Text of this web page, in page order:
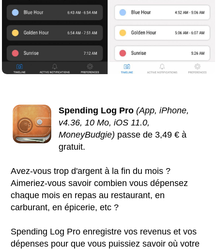
Spending Log Pro (App, iPhone,
v4.36, 10 Mo, iOS 11.0,
MoneyBudgie) passe de 3,49 € à
gratuit.
Avez-vous trop d'argent à la fin du mois ?
Aimeriez-vous savoir combien vous dépensez
chaque mois en repas au restaurant, en
carburant, en épicerie, etc ?
Spending Log Pro enregistre vos revenus et vos
dépenses pour que vous puissiez savoir où votre